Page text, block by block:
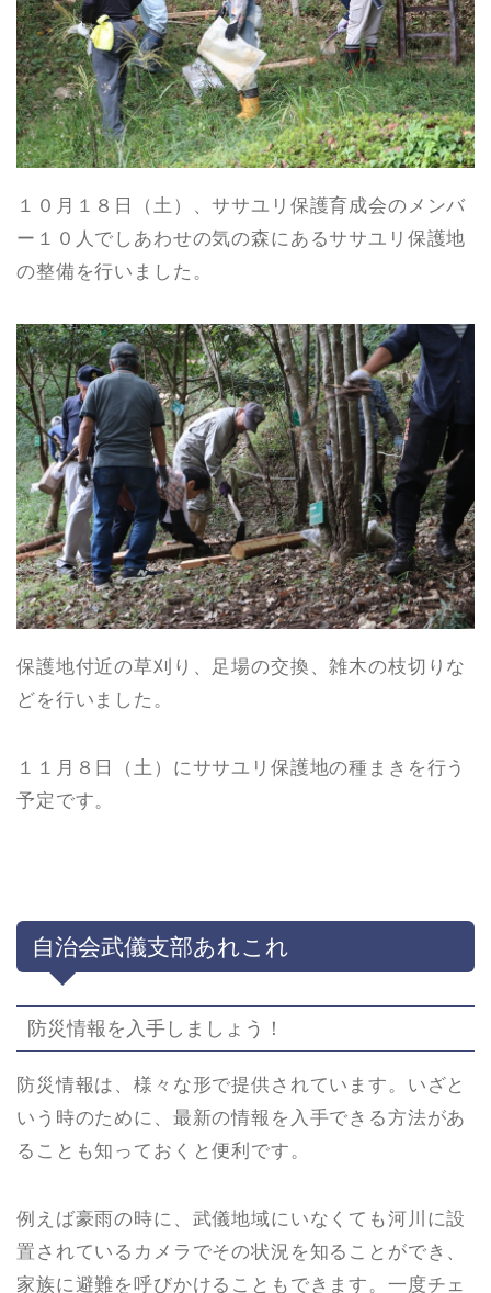
１０月１８日（土）、ササユリ保護育成会のメンバ
ー１０人でしあわせの気の森にあるササユリ保護地
の整備を行いました。
保護地付近の草刈り、足場の交換、雑木の枝切りな
どを行いました。
１１月８日（土）にササユリ保護地の種まきを行う
予定です。
自治会武儀支部あれこれ
防災情報を入手しましょう！
防災情報は、様々な形で提供されています。いざと
いう時のために、最新の情報を入手できる方法があ
ることも知っておくと便利です。
例えば豪雨の時に、武儀地域にいなくても河川に設
置されているカメラでその状況を知ることができ、
家族に避難を呼びかけることもできます。一度チェ